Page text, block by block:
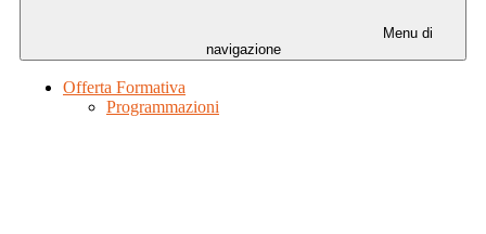
Menu di
navigazione
Offerta Formativa
Programmazioni